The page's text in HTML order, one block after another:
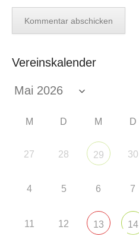
Vereinskalender
M D M D
27 28 29 30
4 5 6 7
11 12 13 14